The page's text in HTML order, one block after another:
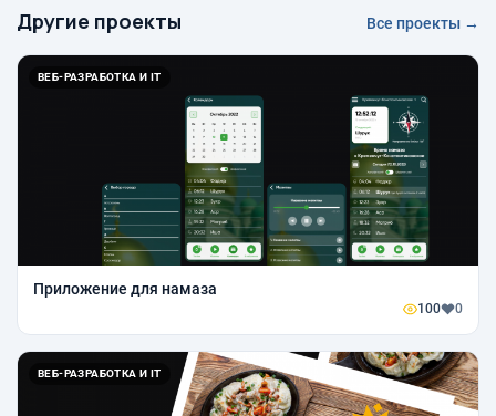
Другие проекты Все проекты →
ВЕБ-РАЗРАБОТКА И IT
Приложение для намаза
100 0
ВЕБ-РАЗРАБОТКА И IT